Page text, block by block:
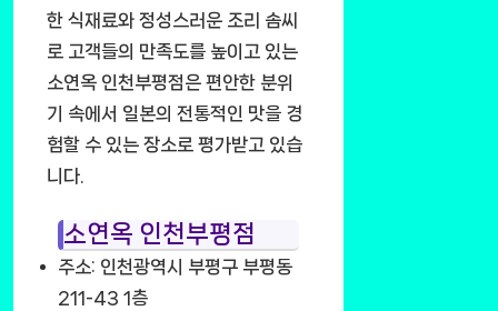
한 식재료와 정성스러운 조리 솜씨
로 고객들의 만족도를 높이고 있는
소연옥 인천부평점은 편안한 분위
기 속에서 일본의 전통적인 맛을 경
험할 수 있는 장소로 평가받고 있습
니다.
소연옥 인천부평점
주소: 인천광역시 부평구 부평동
211-43 1층